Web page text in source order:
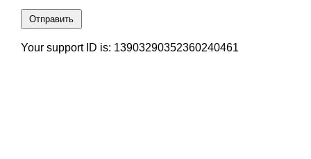
Отправить
Your support ID is: 13903290352360240461